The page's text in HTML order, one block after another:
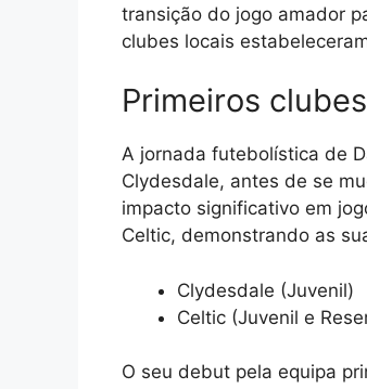
transição do jogo amador
clubes locais
Primeiros
A jornada futebolística de
Clydesdale, antes de se
impacto significativo em
Celtic, demonstrando as
Clydesdale (Juvenil)
Celtic (Juvenil e
O seu debut pela equipa